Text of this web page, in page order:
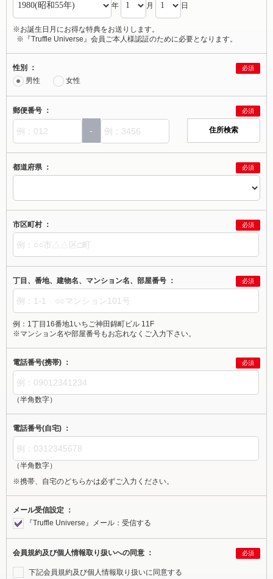
年 月 日
※お誕生日月にお得な特典をお送りします。
※『Truffle Universe』会員ご本人様認証のために必要となります。
性別 ： 必須
男性 女性
郵便番号 ： 必須
-
都道府県 ： 必須
市区町村 ： 必須
丁目、番地、建物名、マンション名、部屋番号 ： 必須
例：1丁目16番地1いちご神田錦町ビル 11F
※マンション名や部屋番号もお忘れなくご入力下さい。
電話番号(携帯) ： 必須
（半角数字）
電話番号(自宅) ：
（半角数字）
※携帯、自宅のどちらかは必ずご入力ください。
メール受信設定 ：
『Truffle Universe』メール：受信する
会員規約及び個人情報取り扱いへの同意 ： 必須
下記会員規約及び個人情報取り扱いに同意する